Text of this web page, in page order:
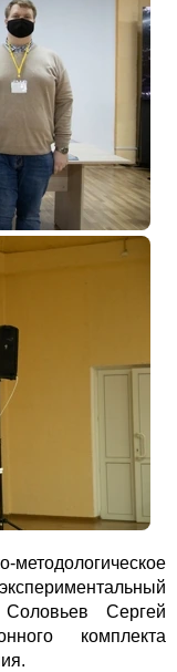
Сергей
комплекта